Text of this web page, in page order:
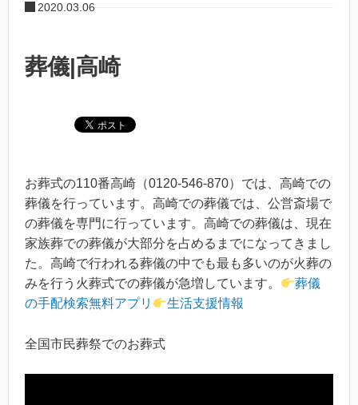
2020.03.06
葬儀|高崎
お葬式の110番高崎（0120-546-870）では、高崎での
葬儀を行っています。高崎での葬儀では、公営斎場で
の葬儀を専門に行っています。高崎での葬儀は、現在
家族葬での葬儀が大部分を占めるまでになってきまし
た。高崎で行われる葬儀の中でも最も多いのが火葬の
みを行う火葬式での葬儀が急増しています。
葬儀
の手配検索無料アプリ
生活支援情報
全国市民葬祭でのお葬式